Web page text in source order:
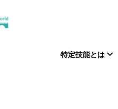
特定技能とは